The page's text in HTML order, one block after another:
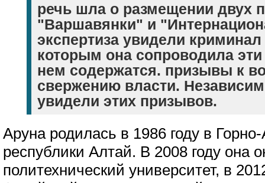
речь шла о размещении двух
"Варшавянки" и
экспертиза увидели
которым она сопроводила
нем содержатся. призывы к
свержению власти.
увидели этих призывов.
Аруна родилась в 1986 году в
республики Алтай. В 2008 году она
политехнический университет, в